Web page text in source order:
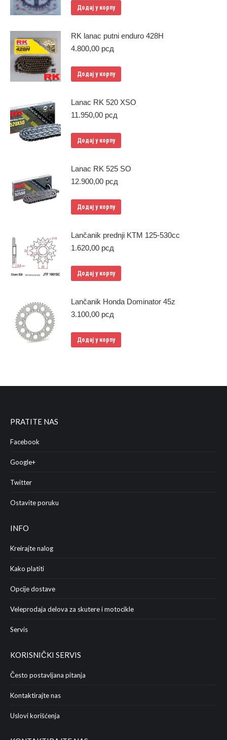
Додај у корпу
RK lanac putni enduro 428H
4.800,00 рсд
Додај у корпу
Lanac RK 520 XSO
11.950,00 рсд
Додај у корпу
Lanac RK 525 SO
12.900,00 рсд
Додај у корпу
Lančanik prednji KTM 125-530cc
1.620,00 рсд
Додај у корпу
Lančanik Honda Dominator 45z
3.100,00 рсд
Додај у корпу
PRATITE NAS
Facebook
Google+
Twitter
Ostavite poruku
INFO
Kreirajte nalog
Kako platiti
Opcije dostave
Veleprodaja delova za skutere i motocikle
Servis
KORISNIČKI SERVIS
Često postavljana pitanja
Kontaktirajte nas
Uslovi korišćenja